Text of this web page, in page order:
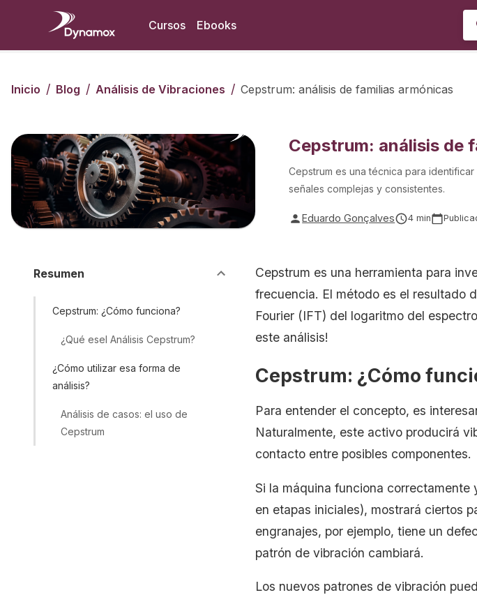
Cursos Ebooks
Inicio / Blog / Análisis de Vibraciones / Cepstrum: análisis de familias armónicas
Cepstrum: análisis de
Cepstrum es una técnica para
señales complejas y consistentes.
Eduardo Gonçalves 4 min
Resumen
Cepstrum: ¿Cómo funciona?
¿Qué esel Análisis Cepstrum?
¿Cómo utilizar esa forma de
análisis?
Análisis de casos: el uso de
Cepstrum
Cepstrum es una herramienta para
frecuencia. El método es el resultado
Fourier (IFT) del logaritmo del
este análisis!
Cepstrum: ¿Cómo
Para entender el concepto, es
Naturalmente, este activo producirá
contacto entre posibles componentes.
Si la máquina funciona
en etapas iniciales), mostrará ciertos
engranajes, por ejemplo, tiene un
patrón de vibración cambiará.
Los nuevos patrones de vibración